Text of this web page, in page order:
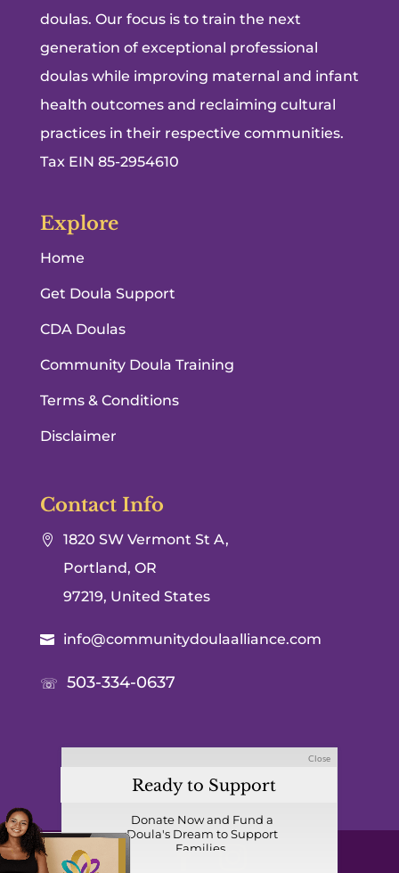
doulas. Our focus is to train the next
generation of exceptional professional
doulas while improving maternal and infant
health outcomes and reclaiming cultural
practices in their respective communities.
Tax EIN 85-2954610
Explore
Home
Get Doula Support
CDA Doulas
Community Doula Training
Terms & Conditions
Disclaimer
Contact Info

1820 SW Vermont St A,
Portland, OR
97219, United States
 info@communitydoulaalliance.com
☏ 503-334-0637
Ready to Support
Donate Now and Fund a
Doula's Dream to Support
Families.
Close